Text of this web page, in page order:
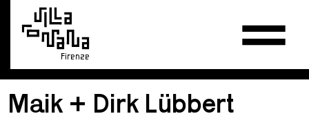
Firenze
Maik + Dirk Lübbert